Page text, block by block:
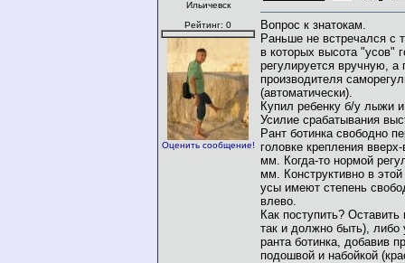
Ильичевск
Рейтинг: 0
Оценить сообщение!
Вопрос к знатокам.
Раньше не встречался с
в которых высота "усов"
регулируется вручную, а
производителя
(автоматически).
Купил ребенку б/у лыжи
Усилие срабатывания
Рант ботинка свободно
головке крепления
мм. Когда-то нормой
мм. Конструктивно в
усы имеют степень
влево.
Как поступить? Оставить
так и должно быть), либо
ранта ботинка, добавив
подошвой и набойкой